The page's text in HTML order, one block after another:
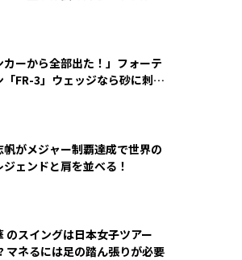
カーから全部出た！」フォーテ
「FR-3」ウェッジなら砂に刺さ
帆がメジャー制覇達成で世界の
ジェンドと肩を並べる！
のスイングは日本女子ツアー
No.1!? マネるには足の踏ん張りが必要